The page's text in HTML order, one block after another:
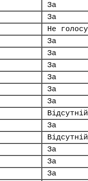
За
За
Не
За
За
За
За
За
За
Відсутній
За
Відсутній
За
За
За